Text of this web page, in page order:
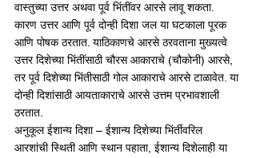
वास्तुच्या उत्तर अथवा पूर्व भिंतींवर आरसे लावू शकता.
कारण उत्तर आणि पूर्व दोन्ही दिशा जल या घटकाला पूरक
आणि पोषक ठरतात. याठिकाणचे आरसे ठरवताना मुख्यत्वे
उत्तर दिशेच्या भिंतींसाठी चौरस आकाराचे (चौकोनी) आरसे,
तर पूर्व दिशेच्या भिंतीसाठी गोल आकाराचे आरसे टाळावेत. या
दोन्ही दिशांसाठी आयताकाराचे आरसे उत्तम प्रभावशाली
ठरतात.
अनुकूल ईशान्य दिशा – ईशान्य दिशेच्या भिंर्तीवरिल
आरशांची स्थिती आणि स्थान पहाता, ईशान्य दिशेलाही या